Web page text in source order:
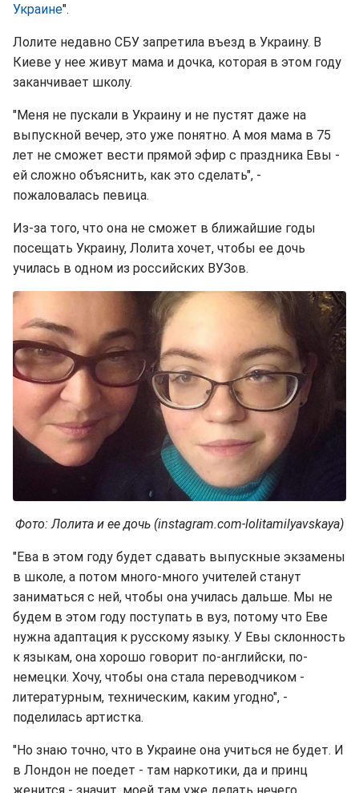
Украине".
Лолите недавно СБУ запретила въезд в Украину. В
Киеве у нее живут мама и дочка, которая в этом году
заканчивает школу.
"Меня не пускали в Украину и не пустят даже на
выпускной вечер, это уже понятно. А моя мама в 75
лет не сможет вести прямой эфир с праздника Евы -
ей сложно объяснить, как это сделать", -
пожаловалась певица.
Из-за того, что она не сможет в ближайшие годы
посещать Украину, Лолита хочет, чтобы ее дочь
училась в одном из российских ВУЗов.
Фото: Лолита и ее дочь (instagram.com-lolitamilyavskaya)
"Ева в этом году будет сдавать выпускные экзамены
в школе, а потом много-много учителей станут
заниматься с ней, чтобы она училась дальше. Мы не
будем в этом году поступать в вуз, потому что Еве
нужна адаптация к русскому языку. У Евы склонность
к языкам, она хорошо говорит по-английски, по-
немецки. Хочу, чтобы она стала переводчиком -
литературным, техническим, каким угодно", -
поделилась артистка.
"Но знаю точно, что в Украине она учиться не будет. И
в Лондон не поедет - там наркотики, да и принц